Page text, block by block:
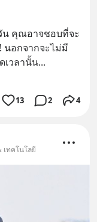
คุณอาจชอบที่จะ
นอกจากจะไม่มี
เวลานั้น...
13 2 4
เทคโนโลยี